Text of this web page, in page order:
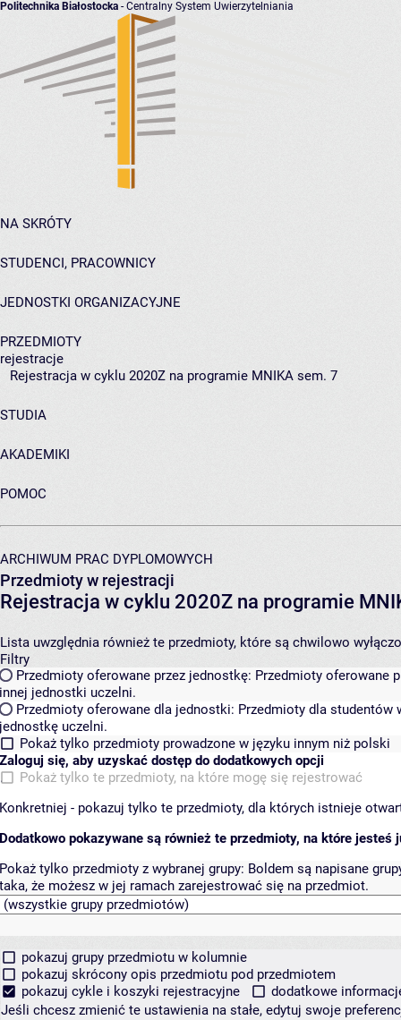
Politechnika Białostocka - Centralny System Uwierzytelniania
NA SKRÓTY
STUDENCI, PRACOWNICY
JEDNOSTKI ORGANIZACYJNE
PRZEDMIOTY
rejestracje
Rejestracja w cyklu 2020Z na programie MNIKA sem. 7
STUDIA
AKADEMIKI
POMOC
ARCHIWUM PRAC DYPLOMOWYCH
Przedmioty w rejestracji
Rejestracja w cyklu 2020Z na programie
Lista uwzględnia również te przedmioty, które są chwilowo
Filtry
Przedmioty oferowane przez jednostkę: Przedmioty oferowane
innej jednostki uczelni.
Przedmioty oferowane dla jednostki: Przedmioty dla studentów
jednostkę uczelni.
Pokaż tylko przedmioty prowadzone w języku innym niż polski
Zaloguj się, aby uzyskać dostęp do dodatkowych opcji
Pokaż tylko te przedmioty, na które mogę się rejestrować
Konkretniej - pokazuj tylko te przedmioty, dla których istnieje
Dodatkowo pokazywane są również te przedmioty, na które jesteś
Pokaż tylko przedmioty z wybranej grupy: Boldem są napisane
taka, że możesz w jej ramach zarejestrować się na przedmiot.
pokazuj grupy przedmiotu w kolumnie
pokazuj skrócony opis przedmiotu pod przedmiotem
pokazuj cykle i koszyki rejestracyjne
dodatkowe
Jeśli chcesz zmienić te ustawienia na stałe, edytuj swoje